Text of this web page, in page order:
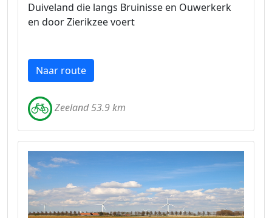
Duiveland die langs Bruinisse en Ouwerkerk
en door Zierikzee voert
Naar route
Zeeland 53.9 km